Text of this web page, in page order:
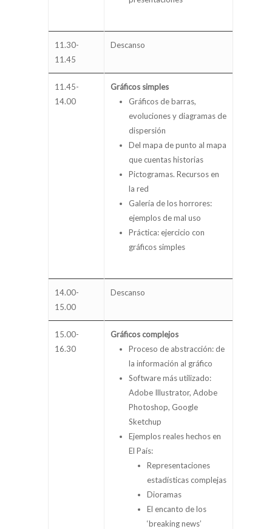
11.30-
11.45
Descanso
11.45-
14.00
Gráficos simples
Gráficos de barras,
evoluciones y diagramas de
dispersión
Del mapa de punto al mapa
que cuentas historias
Pictogramas. Recursos en
la red
Galería de los horrores:
ejemplos de mal uso
Práctica: ejercicio con
gráficos simples
14.00-
15.00
Descanso
15.00-
16.30
Gráficos complejos
Proceso de abstracción: de
la información al gráfico
Software más utilizado:
Adobe Illustrator, Adobe
Photoshop, Google
Sketchup
Ejemplos reales hechos en
El País:
Representaciones
estadísticas complejas
Dioramas
El encanto de los
‘breaking news’